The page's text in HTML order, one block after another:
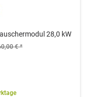
28,0 kW
€ *